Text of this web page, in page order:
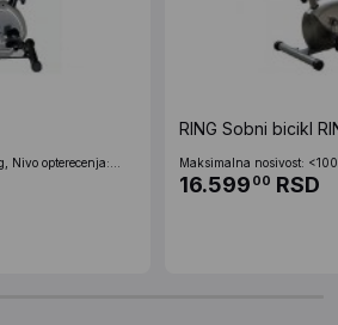
Nivo opterecenja:...
RING Sobni bicikl
Maksimalna nosivost:
16.599 00 RSD